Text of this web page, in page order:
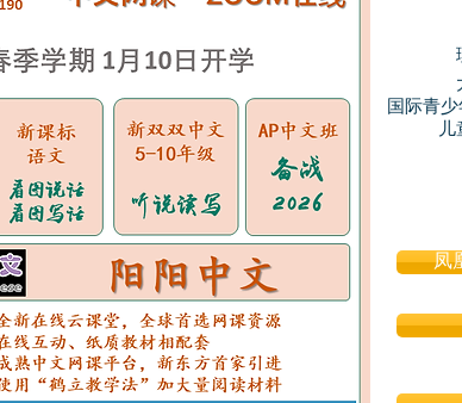
国际青
儿
凤